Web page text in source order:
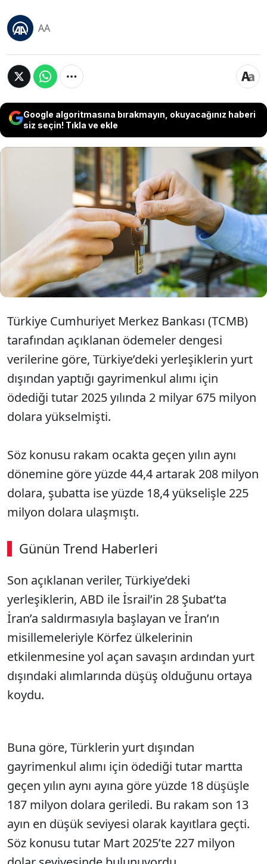
AA
Google algoritmasına bırakmayın, okuyacağınız haberi
siz seçin! Tıkla ve ekle
Türklerin yurt dışından gayrimenkul alımı
için ödediği tutar ABD-İsrail ile İran
arasındaki savaşın etkisiyle martta geçen
yılın aynı dönemine göre yüzde 18 düşüşle
187 milyon dolara geriledi.
Türkiye Cumhuriyet Merkez Bankası (TCMB)
tarafından açıklanan ödemeler dengesi
verilerine göre, Türkiye’deki yerleşiklerin yurt
dışından yaptığı gayrimenkul alımı için
ödediği tutar 2025 yılında 2 milyar 675 milyon
dolara yükselmişti.
Söz konusu rakam ocakta geçen yılın aynı
dönemine göre yüzde 44,4 artarak 208 milyon
dolara, şubatta ise yüzde 18,4 yükselişle 225
milyon dolara ulaşmıştı.
Günün Trend Haberleri
00:02 / 09:08
Son açıklanan veriler, Türkiye’deki
yerleşiklerin, ABD ile İsrail’in 28 Şubat’ta
İran’a saldırmasıyla başlayan ve İran’ın
misillemeleriyle Körfez ülkelerinin
etkilenmesine yol açan savaşın ardından yurt
dışındaki alımlarında düşüş olduğunu ortaya
koydu.
Buna göre, Türklerin yurt dışından
gayrimenkul alımı için ödediği tutar martta
geçen yılın aynı ayına göre yüzde 18 düşüşle
187 milyon dolara geriledi. Bu rakam son 13
ayın en düşük seviyesi olarak kayıtlara geçti.
Söz konusu tutar Mart 2025’te 227 milyon